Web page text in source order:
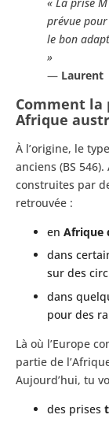
prévue
le bon
»
— Laurent
Comment la
Afrique
À l’origine, le
anciens (BS
construites par
retrouvée :
en Afrique
dans
sur des
dans
pour des
Là où l’Europe
partie de
Aujourd’hui, tu
des prises